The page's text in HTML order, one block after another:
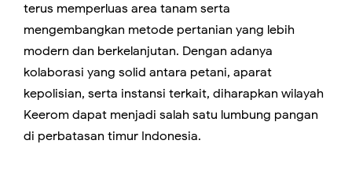
terus memperluas area tanam serta
mengembangkan metode pertanian yang lebih
modern dan berkelanjutan. Dengan adanya
kolaborasi yang solid antara petani, aparat
kepolisian, serta instansi terkait, diharapkan wilayah
Keerom dapat menjadi salah satu lumbung pangan
di perbatasan timur Indonesia.